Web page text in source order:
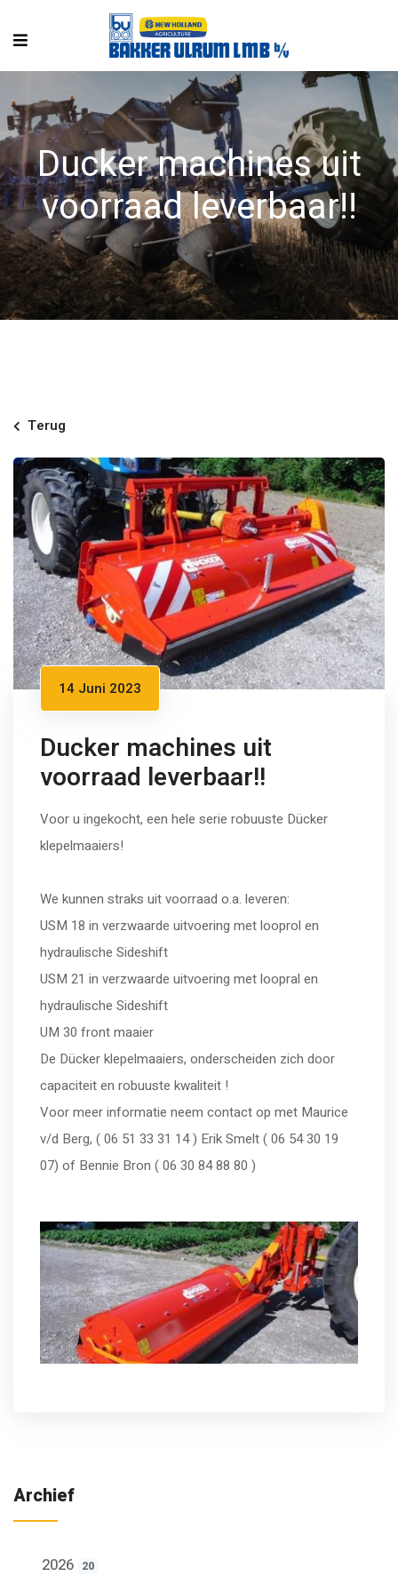
Ducker machines uit
voorraad leverbaar!!
Terug
14 Juni 2023
Ducker machines uit
voorraad leverbaar!!
Voor u ingekocht, een hele serie robuuste Dücker
klepelmaaiers!
We kunnen straks uit voorraad o.a. leveren:
USM 18 in verzwaarde uitvoering met looprol en
hydraulische Sideshift
USM 21 in verzwaarde uitvoering met loopral en
hydraulische Sideshift
UM 30 front maaier
De Dücker klepelmaaiers, onderscheiden zich door
capaciteit en robuuste kwaliteit !
Voor meer informatie neem contact op met Maurice
v/d Berg, ( 06 51 33 31 14 ) Erik Smelt ( 06 54 30 19
07) of Bennie Bron ( 06 30 84 88 80 )
Archief
2026 20